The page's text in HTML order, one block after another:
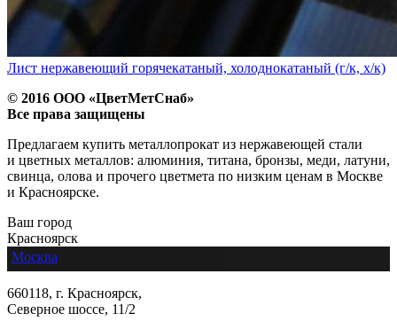
Лист нержавеющий горячекатаный, холоднокатаный (г/к, х/к)
© 2016 ООО «ЦветМетСнаб»
Все права защищены
Предлагаем купить металлопрокат из нержавеющей стали
и цветных металлов: алюминия, титана, бронзы, меди, латуни,
свинца, олова и прочего цветмета по низким ценам в Москве
и Красноярске.
Ваш город
Красноярск
Москва
660118, г. Красноярск,
Северное шоссе, 11/2